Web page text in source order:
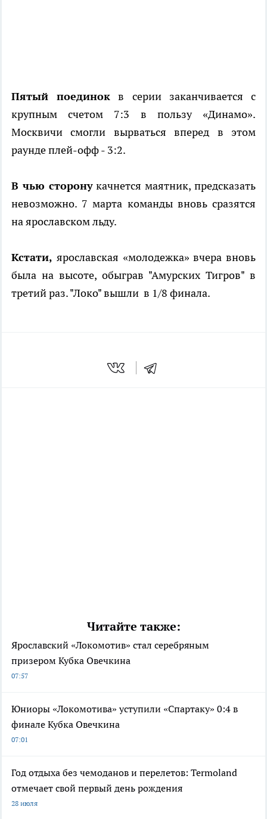
Пятый поединок в серии заканчивается с
крупным счетом 7:3 в пользу «Динамо».
Москвичи смогли вырваться вперед в этом
раунде плей-офф - 3:2.
В чью сторонукачнется маятник, предсказать
невозможно. 7 марта команды вновь сразятся
на ярославском льду.
Кстати, ярославская «молодежка» вчера вновь
была на высоте, обыграв "Амурских Тигров" в
третий раз. "Локо" вышли в 1/8 финала.
Читайте также:
Ярославский «Локомотив» стал серебряным
призером Кубка Овечкина
07:57
Юниоры «Локомотива» уступили «Спартаку» 0:4 в
финале Кубка Овечкина
07:01
Год отдыха без чемоданов и перелетов: Termoland
отмечает свой первый день рождения
28 июля